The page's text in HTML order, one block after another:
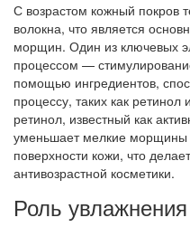
С возрастом кожный покров
волокна, что является
морщин. Один из ключевых
процессом —
помощью ингредиентов,
процессу, таких как
ретинол, известный как
уменьшает мелкие морщины
поверхности кожи, что
антивозрастной косметики.
Роль